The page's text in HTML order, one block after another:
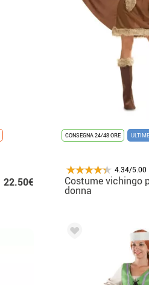
22.50€
CONSEGNA 24/48 ORE
4.34/5.00
Costume vichingo
donna